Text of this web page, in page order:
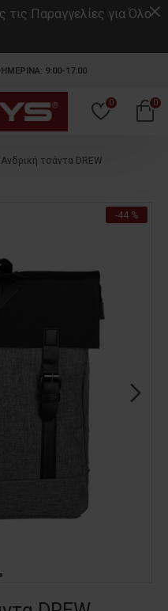
Παραγγελίες για Όλο
9:00-17:00
0 0
Ανδρική τσάντα DREW
-44 %